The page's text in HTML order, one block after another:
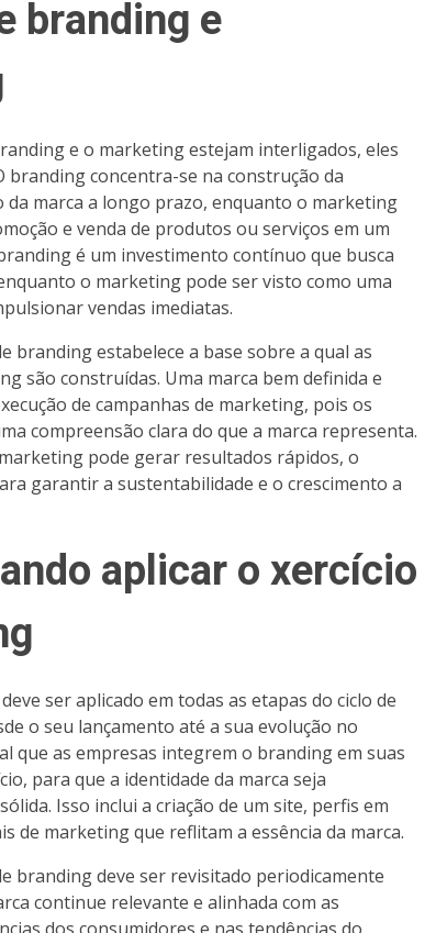
branding e
e o marketing estejam interligados, eles
branding concentra-se na construção da
da marca a longo prazo, enquanto o marketing
e venda de produtos ou serviços em um
é um investimento contínuo que busca
o marketing pode ser visto como uma
vendas imediatas.
branding estabelece a base sobre a qual as
são construídas. Uma marca bem definida e
de campanhas de marketing, pois os
compreensão clara do que a marca representa.
pode gerar resultados rápidos, o
garantir a sustentabilidade e o crescimento a
aplicar o xercício
ser aplicado em todas as etapas do ciclo de
o seu lançamento até a sua evolução no
que as empresas integrem o branding em suas
para que a identidade da marca seja
Isso inclui a criação de um site, perfis em
de marketing que reflitam a essência da marca.
branding deve ser revisitado periodicamente
continue relevante e alinhada com as